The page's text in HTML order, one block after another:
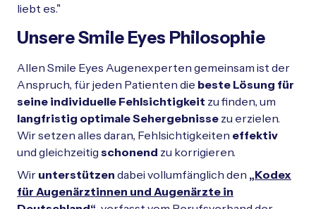
liebt es."
Unsere Smile Eyes Philosophie
Allen Smile Eyes Augenexperten gemeinsam ist der
Anspruch, für jeden Patienten die beste Lösung für
seine individuelle Fehlsichtigkeit zu finden, um
langfristig optimale Sehergebnisse zu erzielen.
Wir setzen alles daran, Fehlsichtigkeiten effektiv
und gleichzeitig schonend zu korrigieren.
Wir unterstützen dabei vollumfänglich den „Kodex
für Augenärztinnen und Augenärzte in